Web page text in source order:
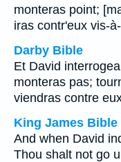
monteras point;
iras contr'eux vis-
Darby Bible
Et David
monteras pas;
viendras contre
King James Bible
And when David
Thou shalt not go